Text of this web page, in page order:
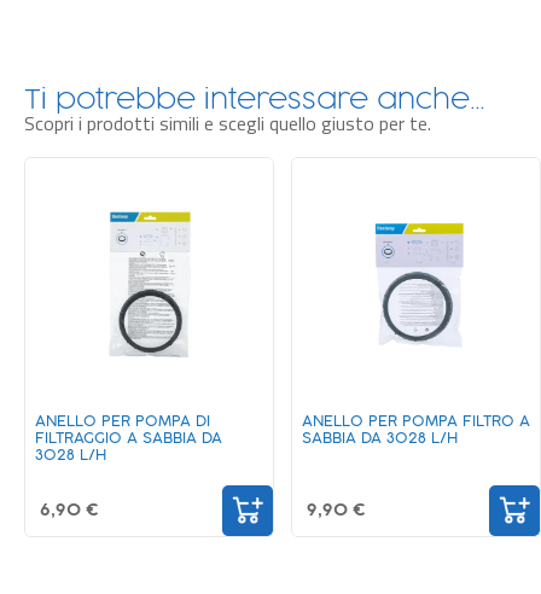
Ti potrebbe interessare anche…
Scopri i prodotti simili e scegli quello giusto per te.
ANELLO PER POMPA DI
FILTRAGGIO A SABBIA DA
3028 L/H
6,90 €
ANELLO PER POMPA FILTRO A
SABBIA DA 3028 L/H
9,90 €